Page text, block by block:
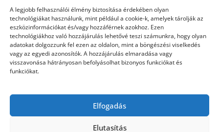
A legjobb felhasználói élmény biztosítása érdekében olyan
technológiákat használunk, mint például a cookie-k, amelyek tárolják az
eszközinformációkat és/vagy hozzáférnek azokhoz. Ezen
technológiákhoz való hozzájárulás lehetővé teszi számunkra, hogy olyan
adatokat dolgozzunk fel ezen az oldalon, mint a böngészési viselkedés
vagy az egyedi azonosítók. A hozzájárulás elmaradása vagy
visszavonása hátrányosan befolyásolhat bizonyos funkciókat és
funkciókat.
Elfogadás
Elutasítás
Ingatlan
Művészetek és szórakozás
Múzeumok
Szolgáltatás
Szórakozás
Webáruház